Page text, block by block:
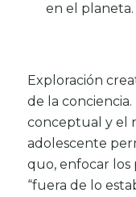
en el planeta.
Exploración
de la
conceptual y el
adolescente
quo, enfocar los
“fuera de lo